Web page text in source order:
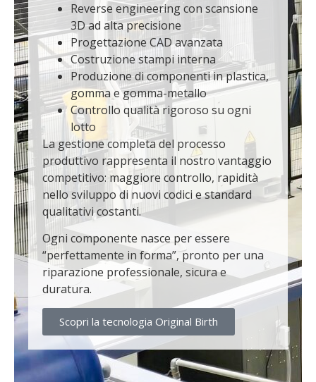
Reverse engineering con scansione
3D ad alta precisione
Progettazione CAD avanzata
Costruzione stampi interna
Produzione di componenti in plastica,
gomma e gomma-metallo
Controllo qualità rigoroso su ogni
lotto
La gestione completa del processo
produttivo rappresenta il nostro vantaggio
competitivo: maggiore controllo, rapidità
nello sviluppo di nuovi codici e standard
qualitativi costanti.
Ogni componente nasce per essere
“perfettamente in forma”, pronto per una
riparazione professionale, sicura e
duratura.
Scopri la tecnologia Original Birth